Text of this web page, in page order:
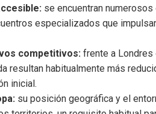
se encuentran
especializados que
competitivos: frente a
resultan habitualmente más
inicial.
su posición geográfica y el